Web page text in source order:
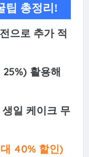
팁 총정리!
으로 추가 적
활용해
일 케이크 무
40% 할인)